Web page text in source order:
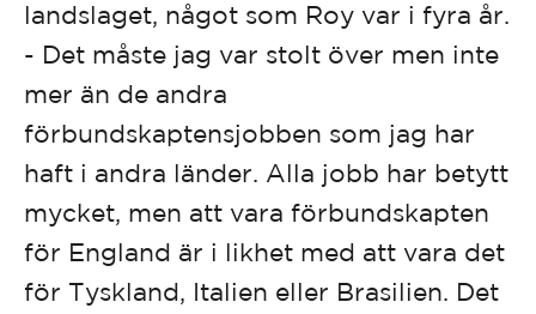
landslaget, något som Roy var i fyra år.
- Det måste jag var stolt över men inte
mer än de andra
förbundskaptensjobben som jag har
haft i andra länder. Alla jobb har betytt
mycket, men att vara förbundskapten
för England är i likhet med att vara det
för Tyskland, Italien eller Brasilien. Det